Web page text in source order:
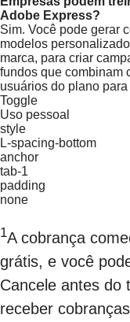
Adobe Express?
Sim. Você pode gerar
modelos
marca, para criar
fundos que combinam
usuários do plano
Toggle
Uso pessoal
style
L-spacing-bottom
anchor
tab-1
padding
none
1A cobrança
grátis, e você
Cancele antes do
receber